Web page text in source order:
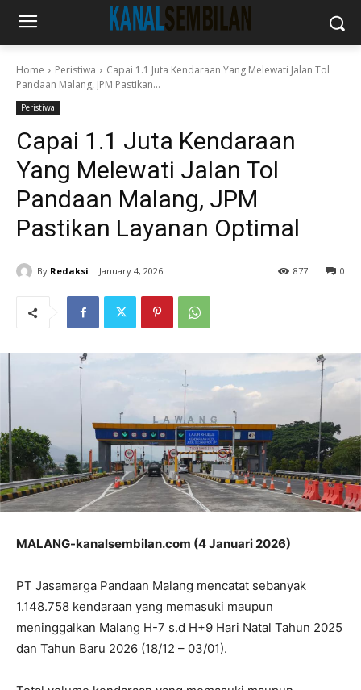
Home Peristiwa
Capai 1.1 Juta Kendaraan Yang Melewati Jalan Tol
Pandaan Malang, JPM Pastikan...
Peristiwa
Capai 1.1 Juta Kendaraan
Yang Melewati Jalan Tol
Pandaan Malang, JPM
Pastikan Layanan Optimal
By Redaksi January 4, 2026 0
877
MALANG-kanalsembilan.com (4 Januari 2026)
PT Jasamarga Pandaan Malang mencatat sebanyak
1.148.758 kendaraan yang memasuki maupun
meninggalkan Malang H-7 s.d H+9 Hari Natal Tahun 2025
dan Tahun Baru 2026 (18/12 – 03/01).